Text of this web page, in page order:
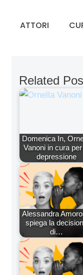
ATTORI
Related
Domenica In,
Vanoni in cura
depressione
Alessandra
spiega la
di…